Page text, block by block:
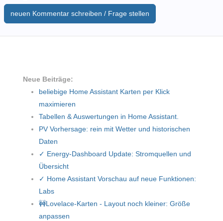
neuen Kommentar schreiben / Frage stellen
Neue Beiträge:
beliebige Home Assistant Karten per Klick
maximieren
Tabellen & Auswertungen in Home Assistant.
PV Vorhersage: rein mit Wetter und historischen
Daten
✓ Energy-Dashboard Update: Stromquellen und
Übersicht
✓ Home Assistant Vorschau auf neue Funktionen:
Labs
🚧Lovelace-Karten - Layout noch kleiner: Größe
anpassen